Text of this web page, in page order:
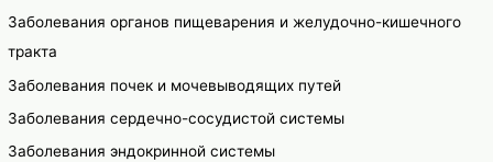
Заболевания органов пищеварения и желудочно-кишечного
тракта
Заболевания почек и мочевыводящих путей
Заболевания сердечно-сосудистой системы
Заболевания эндокринной системы